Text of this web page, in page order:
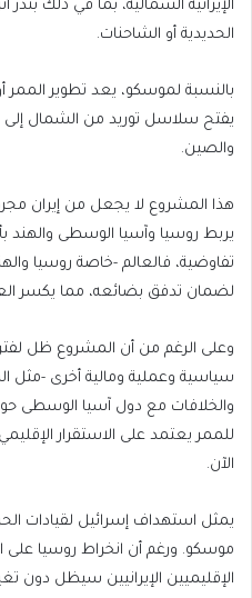
الإيرانية الشمالية، بما في ذلك
الحديدية أو الشاحنات.
بالنسبة لموسكو، يعد تطوير الممر
يفتح سلاسل توريد من الشمال إلى
والصين.
هذا المشروع لا يجعل من إيران
يربط روسيا وآسيا الوسطى والهند
تفاوضية، فالعالم -خاصة روسيا
لضمان تدفق بضائعه، مما يكسر
وعلى الرغم من أن المشروع ظل
سياسية وعملية ومالية أخرى -مثل
والخلافات مع دول آسيا الوسطى حول
للممر يعتمد على الاستقرار
الآن.
يمثل استهداف إسرائيل لقيادات
موسكو. ورغم أن انخراط روسيا على
الإقليميين الإيرانيين سيظل دون